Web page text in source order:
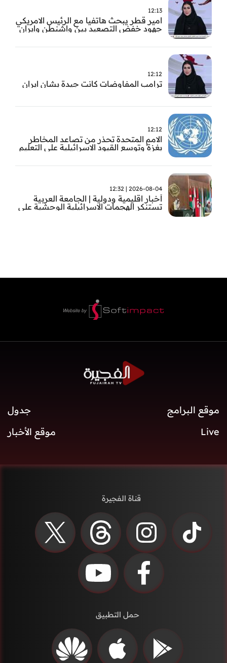
12:13
امير قطر يبحث هاتفيا مع الرئيس الامريكي
جهود خفض التصعيد بين واشنطن وايران
12:12
ترامب المفاوضات كانت جيدة بشان ايران
12:12
الامم المتحدة تحذر من تصاعد المخاطر
بغزة وتوسع القيود الاسرائيلية على التعليم
2026-08-04 | 12:32
أخبار اقليمية ودولية | الجامعة العربية
تستنكر الهجمات الاسرائيلية الوحشية على
موقع البرامج
جدول
Live
موقع الأخبار
قناة الفجيرة
حمل التطبيق